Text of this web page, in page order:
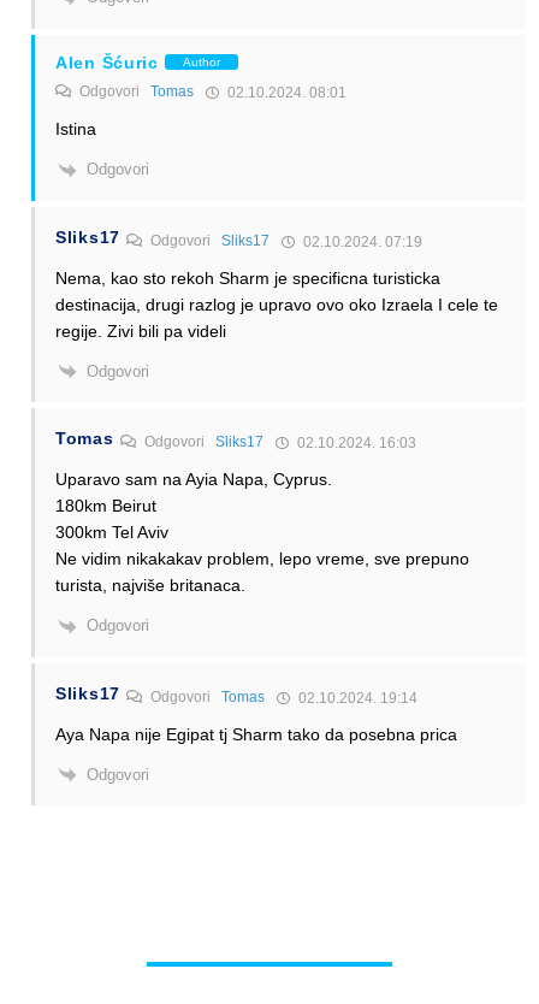
Alen Šćuric Author
Odgovori Tomas 02.10.2024. 08:01
Istina
Odgovori
Sliks17 Odgovori Sliks17 02.10.2024. 07:19
Nema, kao sto rekoh Sharm je specificna turisticka
destinacija, drugi razlog je upravo ovo oko Izraela I cele te
regije. Zivi bili pa videli
Odgovori
Tomas Odgovori Sliks17 02.10.2024. 16:03
Uparavo sam na Ayia Napa, Cyprus.
180km Beirut
300km Tel Aviv
Ne vidim nikakakav problem, lepo vreme, sve prepuno
turista, najviše britanaca.
Odgovori
Sliks17 Odgovori Tomas 02.10.2024. 19:14
Aya Napa nije Egipat tj Sharm tako da posebna prica
Odgovori